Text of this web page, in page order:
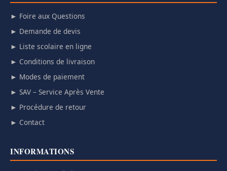
► Foire aux Questions
► Demande de devis
► Liste scolaire en ligne
► Conditions de livraison
► Modes de paiement
► SAV – Service Après Vente
► Procédure de retour
► Contact
INFORMATIONS